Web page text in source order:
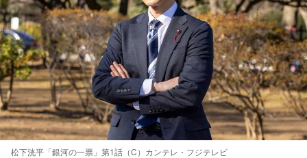
松下洸平「銀河の一票」第1話（C）カンテレ・フジテレビ